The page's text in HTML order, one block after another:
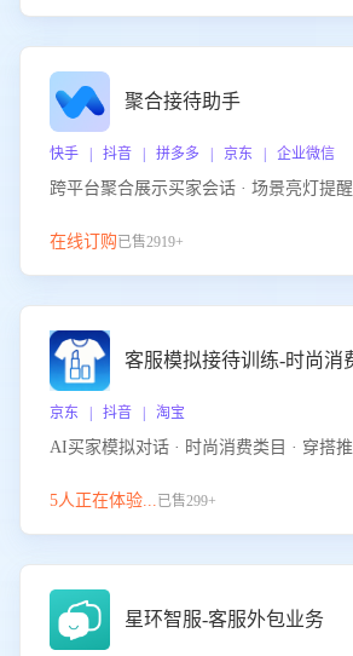
聚合接待助手
快手 | 抖音 | 拼多多 | 京东 | 企业微信
跨平台聚合展示买家会话 · 场景亮灯提醒
在线订购已售2919+
客服模拟接待训练-时尚消
京东 | 抖音 | 淘宝
AI买家模拟对话 · 时尚消费类目 · 穿搭
5人正在体验...已售299+
星环智服-客服外包业务